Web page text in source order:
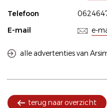
Telefoon
E-mail
e-
alle advertenties van
terug naar overzicht